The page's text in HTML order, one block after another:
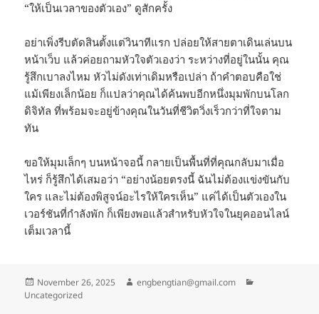
“ให้เป็นเวลาของตัวเอง” ดูสักครั้ง
อย่าเพิ่งรีบตัดสินตั้งแต่วินาทีแรก ปล่อยให้สายตาเดินเล่นบน
หน้าเว็บ แล้วค่อยถามหัวใจตัวเองว่า ระหว่างที่อยู่ในนั้น คุณ
รู้สึกเบาลงไหม หัวไม่ดังเท่าเดิมหรือเปล่า ถ้าคำตอบคือใช่
แม้เพียงเล็กน้อย ก็แปลว่าคุณได้ค้นพบอีกหนึ่งมุมพักบนโลก
ดิจิทัล ที่พร้อมจะอยู่ข้างคุณในวันที่ชีวิตวิ่งเร็วกว่าที่ใจตาม
ทัน
ขอให้มุมเล็กๆ บนหน้าจอนี้ กลายเป็นพื้นที่ที่คุณกลับมาเมื่อ
ไหร่ ก็รู้สึกได้เสมอว่า “อย่างน้อยตรงนี้ ฉันไม่ต้องแข่งขันกับ
ใคร และไม่ต้องพิสูจน์อะไรให้ใครเห็น” แค่ได้เป็นตัวเองใน
เวอร์ชันที่กำลังพัก ก็เพียงพอแล้วสำหรับหัวใจในยุคออนไลน์
เต็มเวลานี้
Posted
on
November 26, 2025 Author
engbengtian@gmail.com
Uncategorized